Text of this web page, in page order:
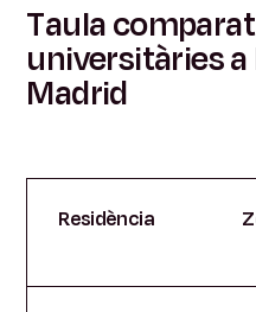
Taula
universitàries
Madrid
Residència